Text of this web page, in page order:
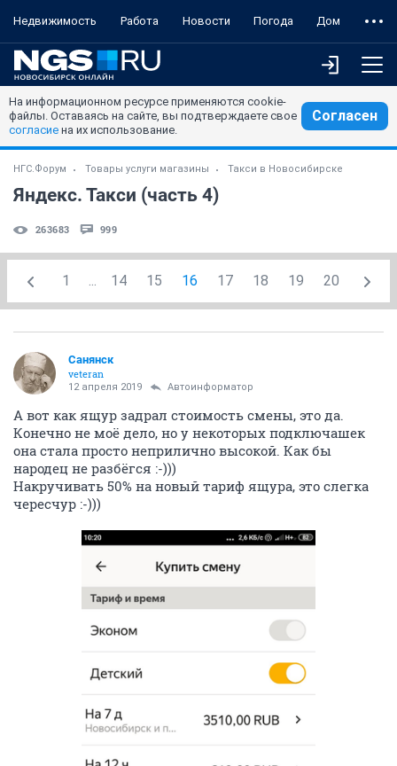
Недвижимость Работа Новости Погода Дом
На информационном ресурсе применяются cookie-
файлы. Оставаясь на сайте, вы подтверждаете свое
согласие на их использование.
Согласен
НГС.Форум Товары услуги магазины Такси в Новосибирске
Яндекс. Такси (часть 4)
263683 999
1 ... 14 15 16 17 18 19 20
Санянск
veteran
12 апреля 2019 Автоинформатор
А вот как ящур задрал стоимость смены, это да.
Конечно не моё дело, но у некоторых подключашек
она стала просто неприлично высокой. Как бы
народец не разбёгся :-)))
Накручивать 50% на новый тариф ящура, это слегка
чересчур :-)))